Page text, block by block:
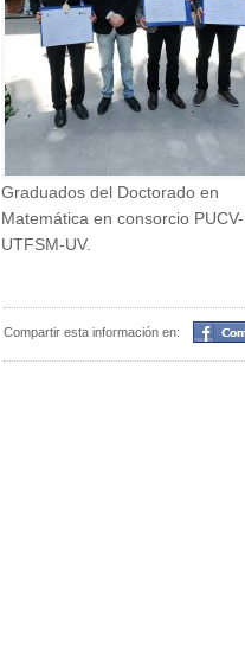
Graduados del Doctorado en
Matemática en consorcio PUCV-
UTFSM-UV.
Compartir esta información en: